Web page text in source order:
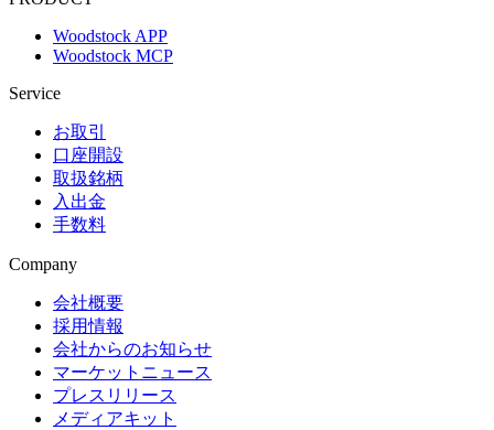
Woodstock APP
Woodstock MCP
Service
お取引
口座開設
取扱銘柄
入出金
手数料
Company
会社概要
採用情報
会社からのお知らせ
マーケットニュース
プレスリリース
メディアキット